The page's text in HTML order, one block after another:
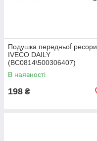
Подушка передньоЇ ресори
IVECO DAILY
(BC0814\500306407)
BCGUMA
В наявності
198 ₴